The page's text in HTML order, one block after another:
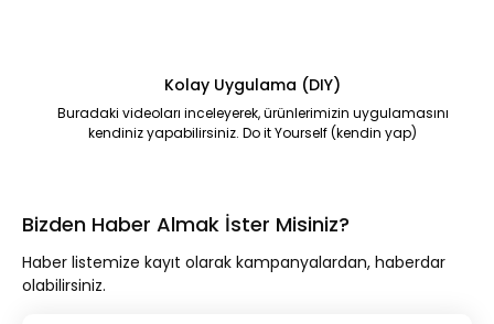
Kolay Uygulama (DIY)
Buradaki videoları inceleyerek, ürünlerimizin uygulamasını
kendiniz yapabilirsiniz. Do it Yourself (kendin yap)
Bizden Haber Almak İster Misiniz?
Haber listemize kayıt olarak kampanyalardan, haberdar
olabilirsiniz.